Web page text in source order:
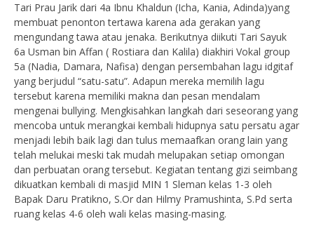
Tari Prau Jarik dari 4a Ibnu Khaldun (Icha, Kania, Adinda)yang
membuat penonton tertawa karena ada gerakan yang
mengundang tawa atau jenaka. Berikutnya diikuti Tari Sayuk
6a Usman bin Affan ( Rostiara dan Kalila) diakhiri Vokal group
5a (Nadia, Damara, Nafisa) dengan persembahan lagu idgitaf
yang berjudul “satu-satu”. Adapun mereka memilih lagu
tersebut karena memiliki makna dan pesan mendalam
mengenai bullying. Mengkisahkan langkah dari seseorang yang
mencoba untuk merangkai kembali hidupnya satu persatu agar
menjadi lebih baik lagi dan tulus memaafkan orang lain yang
telah melukai meski tak mudah melupakan setiap omongan
dan perbuatan orang tersebut. Kegiatan tentang gizi seimbang
dikuatkan kembali di masjid MIN 1 Sleman kelas 1-3 oleh
Bapak Daru Pratikno, S.Or dan Hilmy Pramushinta, S.Pd serta
ruang kelas 4-6 oleh wali kelas masing-masing.